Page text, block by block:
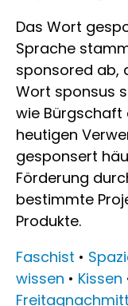
Das Wort
Sprache
sponsored ab,
Wort sponsus
wie Bürgschaft
heutigen
gesponsert
Förderung
bestimmte
Produkte.
Faschist •
wissen • Kissen